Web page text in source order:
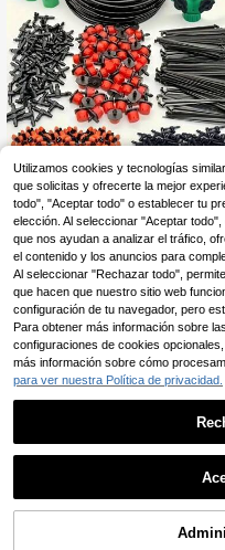
y lavado de autos
30m Sistema de riego por goteo:
de sistema de riego de jardín que
orra agua, apto para céspedes,
os y invernaderos, kit de riego por
oteo automático - Material de plásti
co, rosca universal estándar
3 ,24€
Utilizamos cookies y tecnologías
que solicitas y ofrecerte la mejor
todo", "Aceptar todo" o establecer tu
elección. Al seleccionar "Aceptar
que nos ayudan a analizar el tráfico,
el contenido y los anuncios para
Al seleccionar "Rechazar todo",
que hacen que nuestro sitio web
configuración de tu navegador, pero
Para obtener más información sobre
configuraciones de cookies
más información sobre cómo
para ver nuestra Política de privacidad.